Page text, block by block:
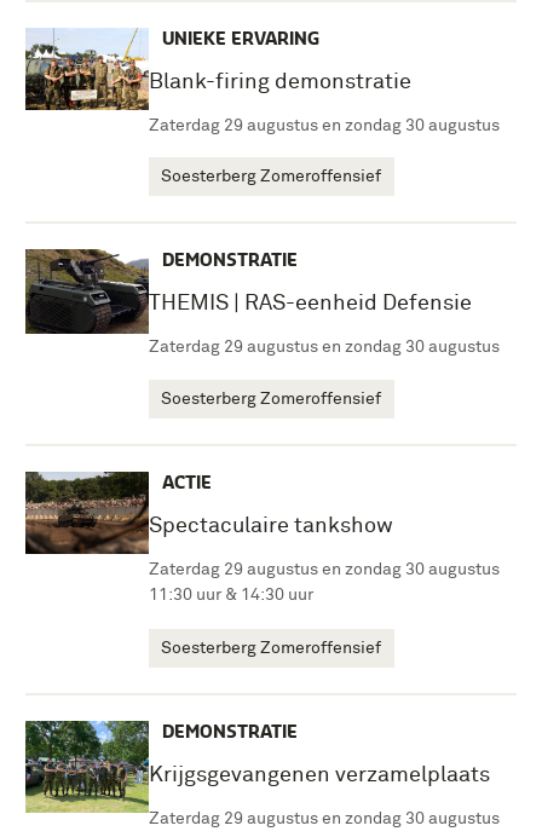
UNIEKE ERVARING
Blank-firing demonstratie
Zaterdag 29 augustus en zondag 30 augustus
Soesterberg Zomeroffensief
DEMONSTRATIE
THEMIS | RAS-eenheid Defensie
Zaterdag 29 augustus en zondag 30 augustus
Soesterberg Zomeroffensief
ACTIE
Spectaculaire tankshow
Zaterdag 29 augustus en zondag 30 augustus
11:30 uur & 14:30 uur
Soesterberg Zomeroffensief
DEMONSTRATIE
Krijgsgevangenen verzamelplaats
Zaterdag 29 augustus en zondag 30 augustus